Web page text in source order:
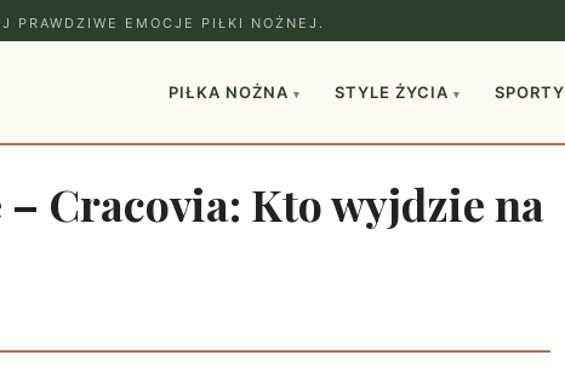
PRAWDZIWE EMOCJE PIŁKI NOŻNEJ.
PIŁKA NOŻNA ▾ STYLE ŻYCIA ▾ SPORTY
– Cracovia: Kto wyjdzie na